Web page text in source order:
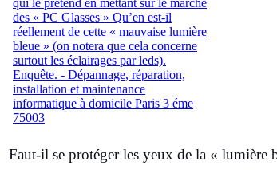
Faut-il se protéger les yeux de la « lumière